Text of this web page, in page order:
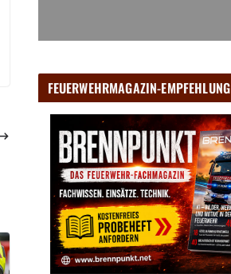
FEUERWEHRMAGAZIN-EMPFEHLUNG